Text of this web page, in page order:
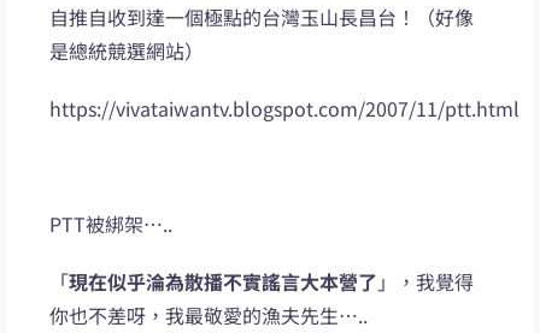
自推自收到達一個極點的台灣玉山長昌台！（好像
是總統競選網站）
https://vivataiwantv.blogspot.com/2007/11/ptt.html
PTT被綁架…..
「現在似乎淪為散播不實謠言大本營了 」，我覺得
你也不差呀，我最敬愛的漁夫先生…..